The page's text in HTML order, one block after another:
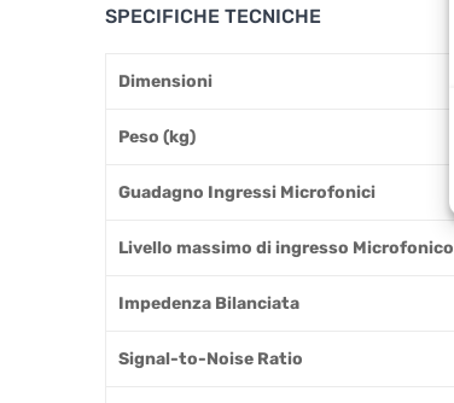
SPECIFICHE TECNICHE
Dimensioni
Peso (kg)
Guadagno Ingressi Microfonici
Livello massimo di ingresso Microfonico
Impedenza Bilanciata
Signal-to-Noise Ratio